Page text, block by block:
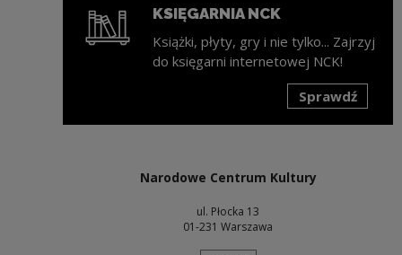
KSIĘGARNIA NCK
Książki, płyty, gry i nie tylko... Zajrzyj
do księgarni internetowej NCK!
Sprawdź
Narodowe Centrum Kultury
ul. Płocka 13
01-231 Warszawa